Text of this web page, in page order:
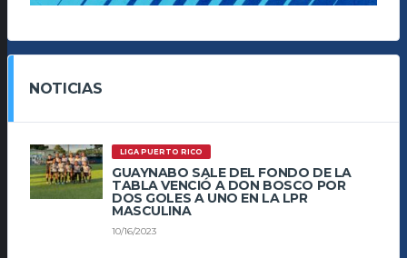
NOTICIAS
LIGA PUERTO RICO
GUAYNABO SALE DEL FONDO DE LA
TABLA VENCIÓ A DON BOSCO POR
DOS GOLES A UNO EN LA LPR
MASCULINA
10/16/2023